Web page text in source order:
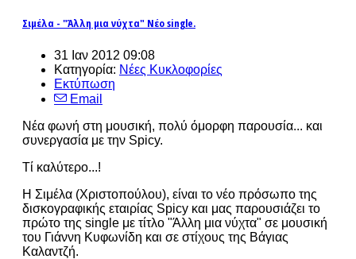
Σιμέλα - "Άλλη μια νύχτα" Νέο single.
31 Ιαν 2012 09:08
Κατηγορία: Νέες Κυκλοφορίες
Εκτύπωση
Email
Νέα φωνή στη μουσική, πολύ όμορφη παρουσία... και
συνεργασία με την Spicy.
Tί καλύτερο...!
Η Σιμέλα (Χριστοπούλου), είναι το νέο πρόσωπο της
δισκογραφικής εταιρίας Spicy και μας παρουσιάζει το
πρώτο της single με τίτλο "Άλλη μια νύχτα" σε μουσική
του Γιάννη Κυφωνίδη και σε στίχους της Βάγιας
Καλαντζή.